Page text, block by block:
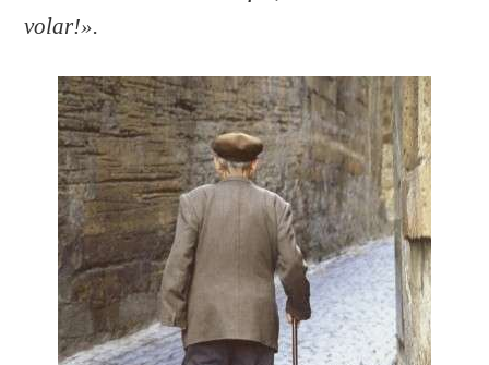
volar!».